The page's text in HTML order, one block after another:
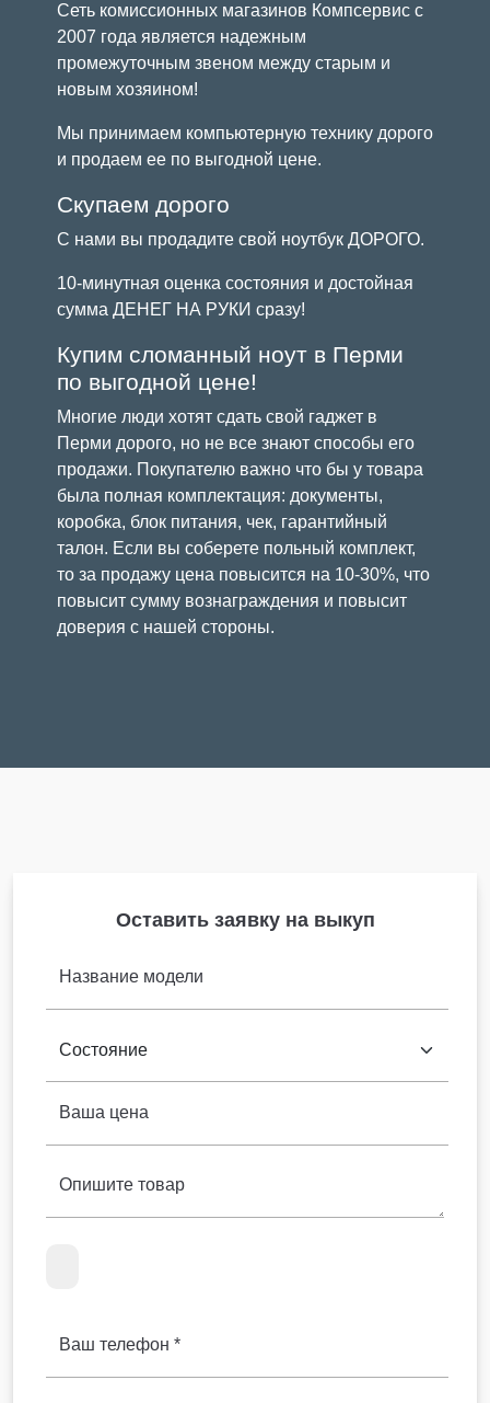
Сеть комиссионных магазинов Компсервис с
2007 года является надежным
промежуточным звеном между старым и
новым хозяином!
Мы принимаем компьютерную технику дорого
и продаем ее по выгодной цене.
Скупаем дорого
С нами вы продадите свой ноутбук ДОРОГО.
10-минутная оценка состояния и достойная
сумма ДЕНЕГ НА РУКИ сразу!
Купим сломанный ноут в Перми
по выгодной цене!
Многие люди хотят сдать свой гаджет в
Перми дорого, но не все знают способы его
продажи. Покупателю важно что бы у товара
была полная комплектация: документы,
коробка, блок питания, чек, гарантийный
талон. Если вы соберете польный комплект,
то за продажу цена повысится на 10-30%, что
повысит сумму вознаграждения и повысит
доверия с нашей стороны.
Оставить заявку на выкуп
Название модели
Ваша цена
Опишите товар
Ваш телефон *